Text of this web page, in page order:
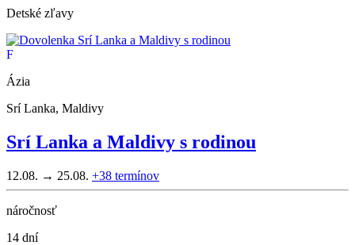
Detské zľavy
F
Ázia
Srí Lanka, Maldivy
Srí Lanka a Maldivy s rodinou
12.08. → 25.08. +38 termínov
náročnosť
14 dní